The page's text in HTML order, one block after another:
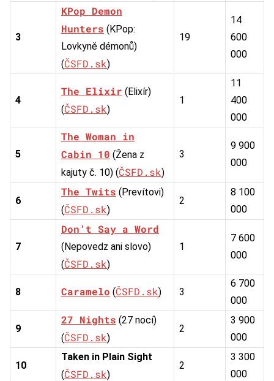
3
KPop Demon
Hunters (KPop:
Lovkyně démonů)
(ČSFD.sk)
19
14
600
000
4
The Elixir (Elixír)
(ČSFD.sk)
1
11
400
000
5
The Woman in
Cabin 10 (Žena z
kajuty č. 10) (ČSFD.sk)
3
9 900
000
6
The Twits (Prevítovi)
(ČSFD.sk)
2
8 100
000
7
Don’t Say a Word
(Nepovedz ani slovo)
(ČSFD.sk)
1
7 600
000
8 Caramelo (ČSFD.sk) 3
6 700
000
9
27 Nights (27 nocí)
(ČSFD.sk)
2
3 900
000
10
Taken in Plain Sight
(ČSFD.sk)
2
3 300
000